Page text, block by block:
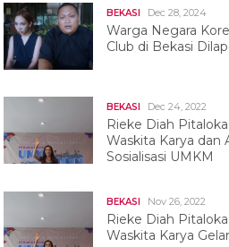
BEKASI Dec 28, 2024
Warga Negara
Club di Bekasi
BEKASI Dec 24, 2022
Rieke Diah
Waskita Karya dan
Sosialisasi UMKM
BEKASI Nov 26, 2022
Rieke Diah
Waskita Karya